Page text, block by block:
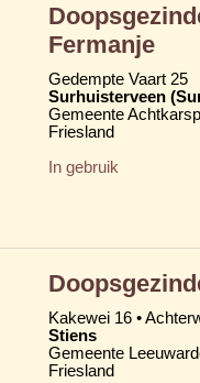
Fermanje
Gedempte Vaart 25
Surhuisterveen
Gemeente
Friesland
In gebruik
Kakewei 16 •
Stiens
Gemeente
Friesland